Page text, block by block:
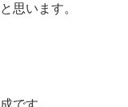
思います。
です。